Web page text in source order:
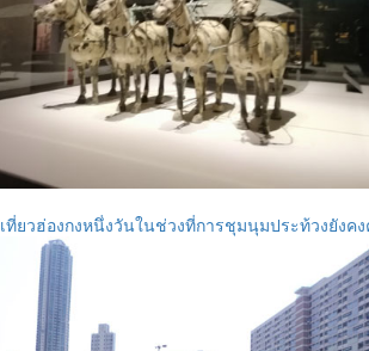
เที่ยวฮ่องกงหนึ่งวันในช่วงที่การชุมนุมประท้วงยังค